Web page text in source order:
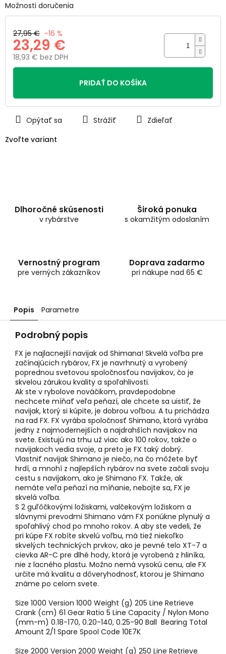
Zvoľte variant
Možnosti doručenia
27,95 € –16 %
23,29 €
18,93 € bez DPH
Jednotková
PRIDAŤ DO KOŠÍKA
Opýtať sa Strážiť Zdieľať
Dlhoročné skúsenosti
v rybárstve
Široká ponuka
s okamžitým odoslaním
Vernostný program
pre verných zákazníkov
Doprava zadarmo
pri nákupe nad 65 €
Popis Parametre
Podrobný popis
FX je najlacnejší navijak od Shimana! Skvelá voľba pre
začínajúcich rybárov, FX je navrhnutý a vyrobený
poprednou svetovou spoločnosťou navijakov, čo je
skvelou zárukou kvality a spoľahlivosti.
Ak ste v rybolove nováčikom, pravdepodobne
nechcete míňať veľa peňazí, ale chcete sa uistiť, že
navijak, ktorý si kúpite, je dobrou voľbou. A tu prichádza
na rad FX. FX vyrába spoločnosť Shimano, ktorá vyrába
jedny z najmodernejších a najdrahších navijakov na
svete. Existujú na trhu už viac ako 100 rokov, takže o
navijakoch vedia svoje, a preto je FX taký dobrý.
Vlastniť navijak Shimano je niečo, na čo môžete byť
hrdí, a mnohí z najlepších rybárov na svete začali svoju
cestu s navijakom, ako je Shimano FX. Takže, ak
nemáte veľa peňazí na míňanie, nebojte sa, FX je
skvelá voľba.
S 2 guľôčkovými ložiskami, valčekovým ložiskom a
slávnymi prevodmi Shimano vám FX ponúkne plynulý a
spoľahlivý chod po mnoho rokov. A aby ste vedeli, že
pri kúpe FX robíte skvelú voľbu, má tiež niekoľko
skvelých technických prvkov, ako je pevné telo XT-7 a
cievka AR-C pre dlhé hody, ktorá je vyrobená z hliníka,
nie z lacného plastu. Možno nemá vysokú cenu, ale FX
určite má kvalitu a dôveryhodnosť, ktorou je Shimano
známe po celom svete.
Size 1000 Version 1000 Weight (g) 205 Line Retrieve
Crank (cm) 61 Gear Ratio 5 Line Capacity / Nylon Mono
(mm-m) 0.18-170, 0.20-140, 0.25-90 Ball Bearing Total
Amount 2/1 Spare Spool Code 10E7K
Size 2000 Version 2000 Weight (g) 250 Line Retrieve